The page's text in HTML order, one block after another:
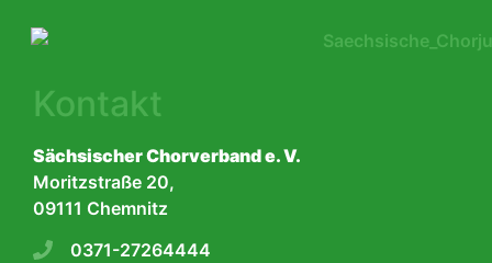
Kontakt
Sächsischer Chorverband e. V.
Moritzstraße 20,
09111 Chemnitz
0371-27264444